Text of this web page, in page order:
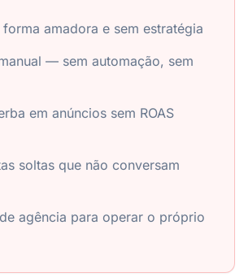
forma amadora e sem estratégia
— sem automação, sem
em anúncios sem ROAS
soltas que não conversam
agência para operar o próprio